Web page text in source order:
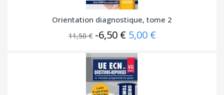
Orientation diagnostique, tome 2
11,50 € -6,50 € 5,00 €